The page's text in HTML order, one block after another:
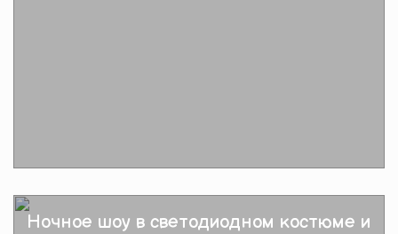
Подробнее
Ночное шоу в светодиодном костюме и